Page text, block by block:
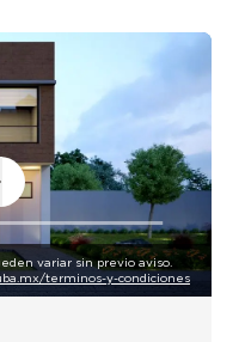
variar sin previo aviso.
terminos-y-condiciones